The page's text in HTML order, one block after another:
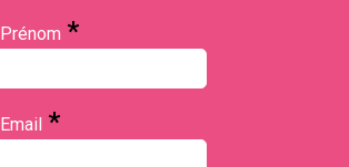
Prénom *
Email *